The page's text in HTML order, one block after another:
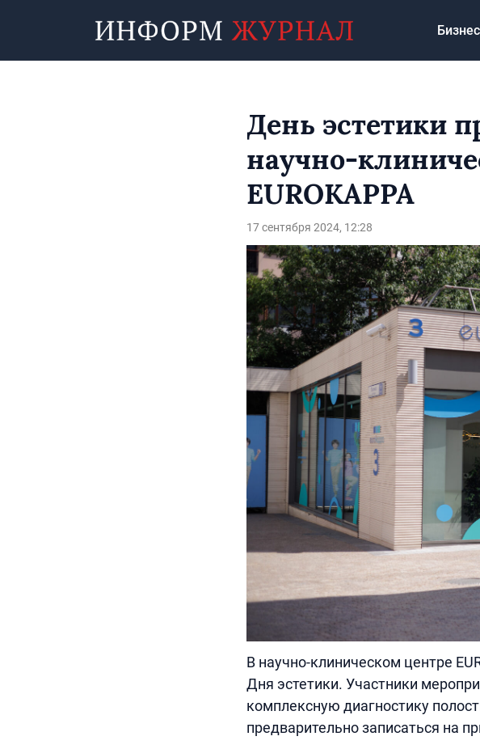
Бизнес
День эстетики
научно-
EUROKAPPA
17 сентября 2024, 12:28
В научно-клиническом центре
Дня эстетики. Участники
комплексную диагностику
предварительно записаться на